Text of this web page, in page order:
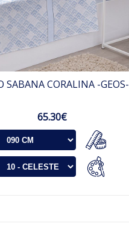
SABANA CORALINA -GEOS-
65.30€